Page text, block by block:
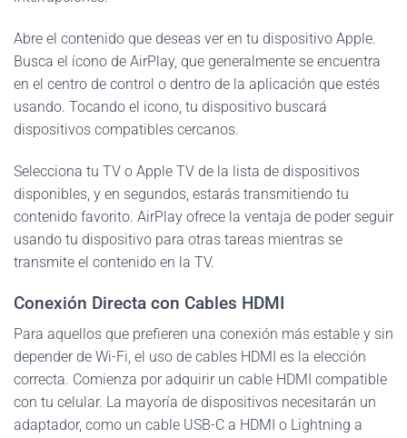
Abre el contenido que deseas ver en tu dispositivo Apple.
Busca el ícono de AirPlay, que generalmente se encuentra
en el centro de control o dentro de la aplicación que estés
usando. Tocando el icono, tu dispositivo buscará
dispositivos compatibles cercanos.
Selecciona tu TV o Apple TV de la lista de dispositivos
disponibles, y en segundos, estarás transmitiendo tu
contenido favorito. AirPlay ofrece la ventaja de poder seguir
usando tu dispositivo para otras tareas mientras se
transmite el contenido en la TV.
Conexión Directa con Cables HDMI
Para aquellos que prefieren una conexión más estable y sin
depender de Wi-Fi, el uso de cables HDMI es la elección
correcta. Comienza por adquirir un cable HDMI compatible
con tu celular. La mayoría de dispositivos necesitarán un
adaptador, como un cable USB-C a HDMI o Lightning a